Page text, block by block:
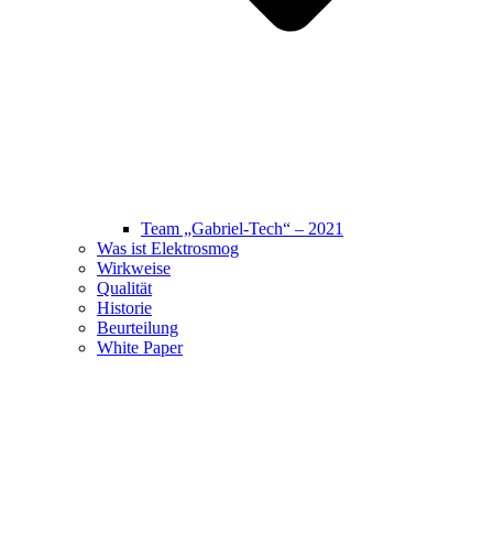
Team „Gabriel-Tech“ – 2021
Was ist Elektrosmog
Wirkweise
Qualität
Historie
Beurteilung
White Paper